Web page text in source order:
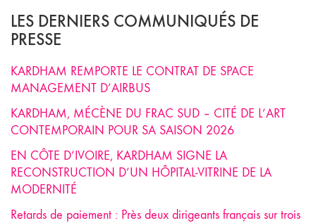
LES DERNIERS COMMUNIQUÉS DE
PRESSE
KARDHAM REMPORTE LE CONTRAT DE SPACE
MANAGEMENT D’AIRBUS
KARDHAM, MÉCÈNE DU FRAC SUD – CITÉ DE L’ART
CONTEMPORAIN POUR SA SAISON 2026
EN CÔTE D’IVOIRE, KARDHAM SIGNE LA
RECONSTRUCTION D’UN HÔPITAL-VITRINE DE LA
MODERNITÉ
Retards de paiement : Près deux dirigeants français sur trois